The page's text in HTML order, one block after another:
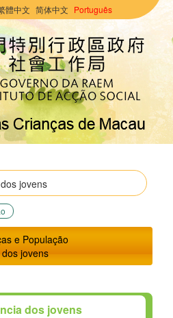
體中文 简体中文 Português
e População
jovens
dos jovens